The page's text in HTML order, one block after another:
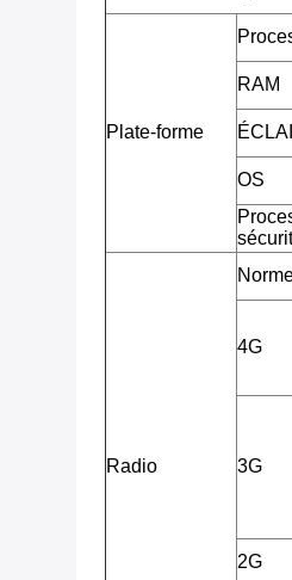
Plate-forme
RAM
OS
Radio
4G
3G
2G